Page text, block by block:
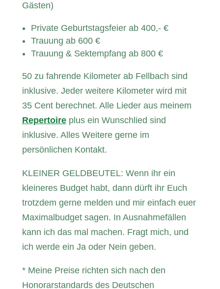
Gästen)
Private Geburtstagsfeier ab 400,- €
Trauung ab 600 €
Trauung & Sektempfang ab 800 €
50 zu fahrende Kilometer ab Fellbach sind
inklusive. Jeder weitere Kilometer wird mit
35 Cent berechnet. Alle Lieder aus meinem
Repertoireplus ein Wunschlied sind
inklusive. Alles Weitere gerne im
persönlichen Kontakt.
KLEINER GELDBEUTEL: Wenn ihr ein
kleineres Budget habt, dann dürft ihr Euch
trotzdem gerne melden und mir einfach euer
Maximalbudget sagen. In Ausnahmefällen
kann ich das mal machen. Fragt mich, und
ich werde ein Ja oder Nein geben.
* Meine Preise richten sich nach den
Honorarstandards des Deutschen